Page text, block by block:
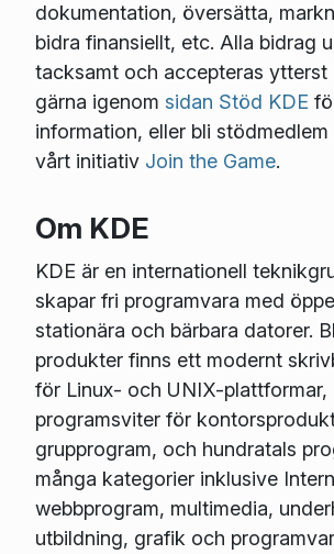
dokumentation, översätta,
bidra finansiellt, etc. Alla bidrag
tacksamt och accepteras ytterst
gärna igenom sidan Stöd KDE
information, eller bli stödmedlem
vårt initiativ Join the Game.
Om KDE
KDE är en internationell
skapar fri programvara med
stationära och bärbara datorer.
produkter finns ett modernt
för Linux- och UNIX-plattformar,
programsviter för
grupprogram, och hundratals
många kategorier inklusive
webbprogram, multimedia,
utbildning, grafik och